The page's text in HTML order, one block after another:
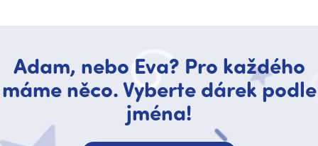
Adam, nebo Eva? Pro každého
máme něco. Vyberte dárek podle
jména!